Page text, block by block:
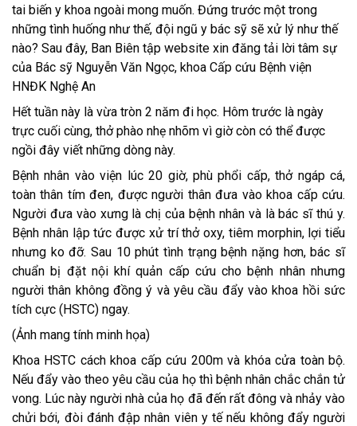
tai biến y khoa ngoài mong muốn. Đứng trước một trong
những tình huống như thế, đội ngũ y bác sỹ sẽ xử lý như thế
nào? Sau đây, Ban Biên tập website xin đăng tải lời tâm sự
của Bác sỹ Nguyễn Văn Ngọc, khoa Cấp cứu Bệnh viện
HNĐK Nghệ An
Hết tuần này là vừa tròn 2 năm đi học. Hôm trước là ngày
trực cuối cùng, thở phào nhẹ nhõm vì giờ còn có thể được
ngồi đây viết những dòng này.
Bệnh nhân vào viện lúc 20 giờ, phù phổi cấp, thở ngáp cá,
toàn thân tím đen, được người thân đưa vào khoa cấp cứu.
Người đưa vào xưng là chị của bệnh nhân và là bác sĩ thú y.
Bệnh nhân lập tức được xử trí thở oxy, tiêm morphin, lợi tiểu
nhưng ko đỡ. Sau 10 phút tình trạng bệnh nặng hơn, bác sĩ
chuẩn bị đặt nội khí quản cấp cứu cho bệnh nhân nhưng
người thân không đồng ý và yêu cầu đẩy vào khoa hồi sức
tích cực (HSTC) ngay.
(Ảnh mang tính minh họa)
Khoa HSTC cách khoa cấp cứu 200m và khóa cửa toàn bộ.
Nếu đẩy vào theo yêu cầu của họ thì bệnh nhân chắc chắn tử
vong. Lúc này người nhà của họ đã đến rất đông và nhảy vào
chửi bới, đòi đánh đập nhân viên y tế nếu không đẩy người